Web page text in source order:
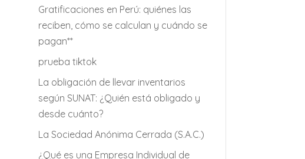
Gratificaciones en Perú: quiénes las
reciben, cómo se calculan y cuándo se
pagan**
prueba tiktok
La obligación de llevar inventarios
según SUNAT: ¿Quién está obligado y
desde cuánto?
La Sociedad Anónima Cerrada (S.A.C.)
¿Qué es una Empresa Individual de